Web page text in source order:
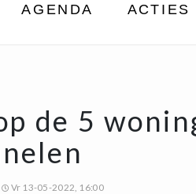
AGENDA ACTIES
de 5
Vr 13-05-2022, 16:00